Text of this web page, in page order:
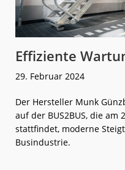
Effiziente
29. Februar 2024
Der Hersteller Munk
auf der BUS2BUS, die
stattfindet, moderne
Busindustrie.